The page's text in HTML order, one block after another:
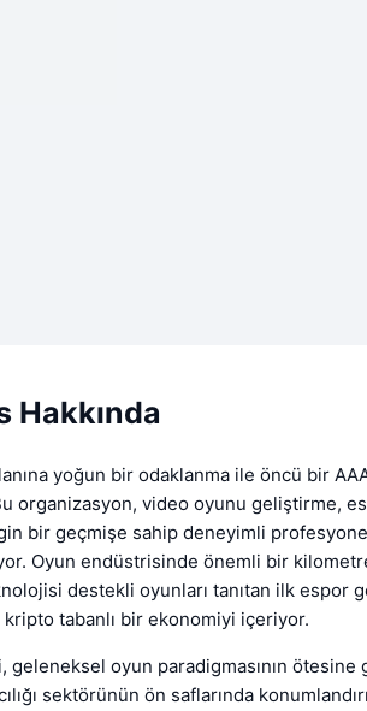
Hakkında
yoğun bir odaklanma ile öncü bir
organizasyon, video oyunu geliştirme,
bir geçmişe sahip deneyimli
Oyun endüstrisinde önemli bir
destekli oyunları tanıtan ilk espor
tabanlı bir ekonomiyi içeriyor.
geleneksel oyun paradigmasının ötesine
sektörünün ön saflarında